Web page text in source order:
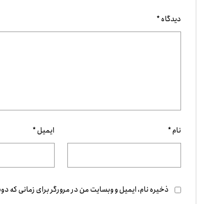
دیدگاه*
نام* ایمیل*
ذخیره نام، ایمیل و وبسایت من در مرورگر برای زمانی که